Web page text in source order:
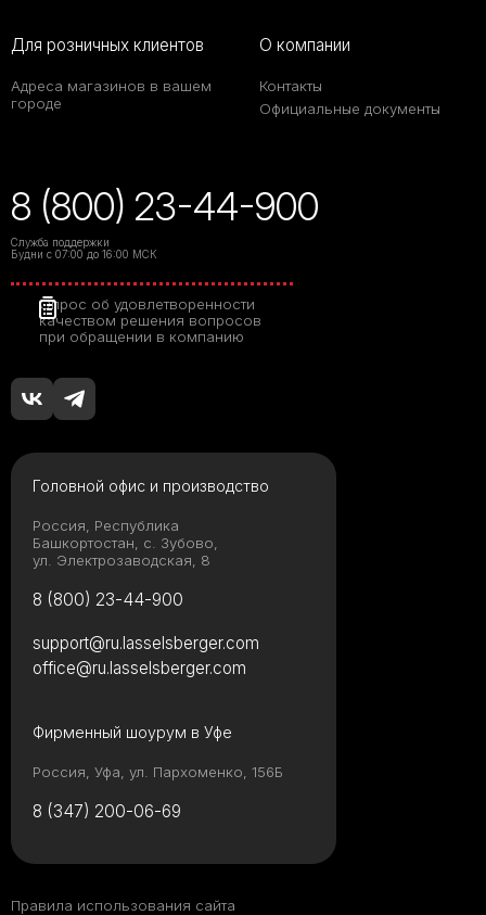
Для розничных клиентов
Адреса магазинов в вашем
городе
О компании
Контакты
Официальные документы
8 (800) 23-44-900
Служба поддержки
Будни с 07:00 до 16:00 МСК
Опрос об удовлетворенности
качеством решения вопросов
при обращении в компанию
Головной офис и производство
Россия, Республика
Башкортостан, с. Зубово,
ул. Электрозаводская, 8
8 (800) 23-44-900
Фирменный шоурум в Уфе
Россия, Уфа, ул. Пархоменко, 156Б
8 (347) 200-06-69
support@ru.lasselsberger.com
office@ru.lasselsberger.com
Правила использования сайта